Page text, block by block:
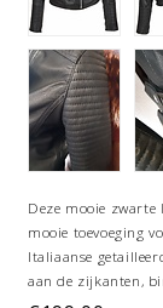
Deze mooie zwarte
mooie toevoeging
Italiaanse
aan de zijkanten,